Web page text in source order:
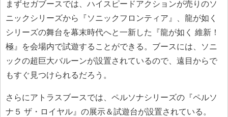
まずセガブースでは、ハイスピードアクションが売りのソ
ニックシリーズから『ソニックフロンティア』、龍が如く
シリーズの舞台を幕末時代へと一新した『龍が如く 維新！
極』を会場内で試遊することができる。ブースには、ソニ
ックの超巨大バルーンが設置されているので、遠目からで
もすぐ見つけられるだろう。
さらにアトラスブースでは、ペルソナシリーズの『ペルソ
ナ５ ザ・ロイヤル』の展示＆試遊台が設置されている。